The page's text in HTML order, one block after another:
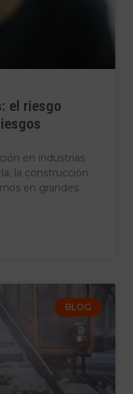
el riesgo
en industrias
la construcción
en grandes
BLOG